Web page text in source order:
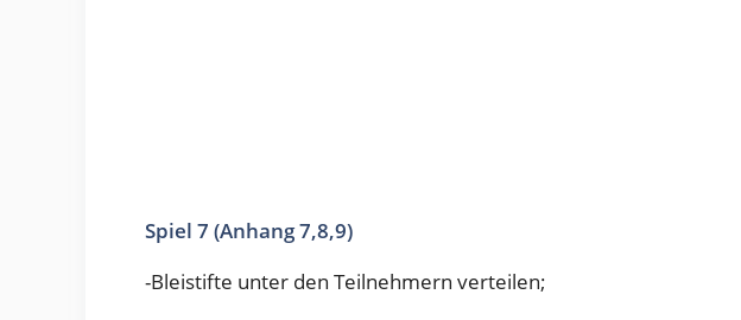
Spiel 7 (Anhang 7,8,9)
-Bleistifte unter den Teilnehmern verteilen;